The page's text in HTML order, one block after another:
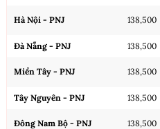
Hà Nội - PNJ 138,500
Đà Nẵng - PNJ 138,500
Miền Tây - PNJ 138,500
Tây Nguyên - PNJ 138,500
Đông Nam Bộ - PNJ 138,500